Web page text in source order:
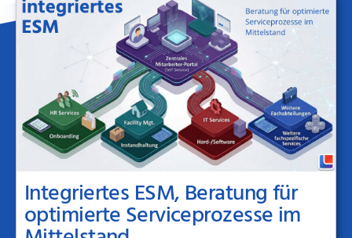
Integriertes ESM, Beratung für
optimierte Serviceprozesse im